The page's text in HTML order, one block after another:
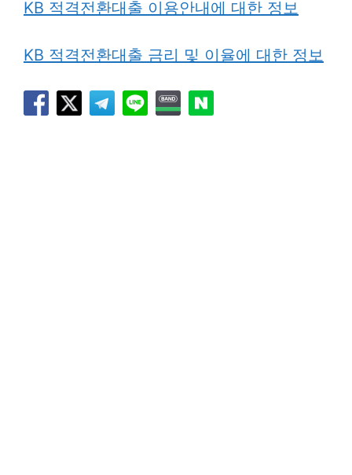
KB 적격전환대출 이용안내에 대한 정보
KB 적격전환대출 금리 및 이율에 대한 정보